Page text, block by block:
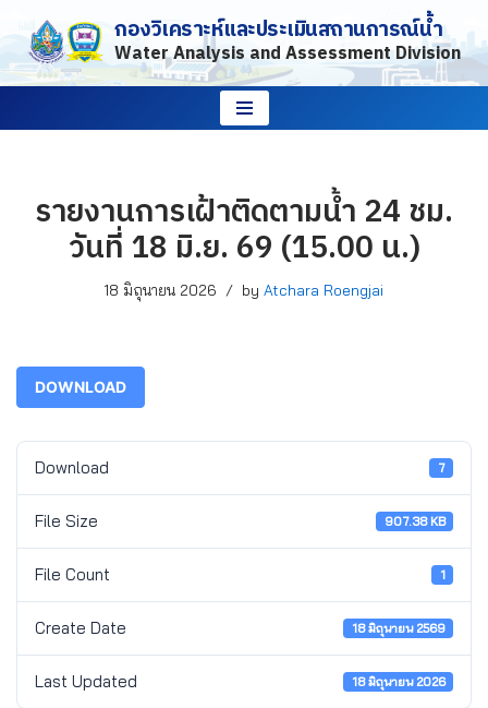
Skip
to
กองวิเคราะห์และประเมินสถานการณ์น้ำ
Water Analysis and Assessment Division
รายงานการเฝ้าติดตามน้ำ 24 ชม.
วันที่ 18 มิ.ย. 69 (15.00 น.)
18 มิถุนายน 2026 by Atchara Roengjai
DOWNLOAD
Download 7
File Size 907.38 KB
File Count 1
Create Date 18 มิถุนายน 2569
Last Updated 18 มิถุนายน 2026